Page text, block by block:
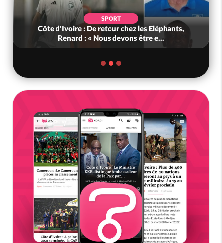
SPORT
Côte d'Ivoire : De retour chez les Eléphants,
Renard : « Nous devons être e...